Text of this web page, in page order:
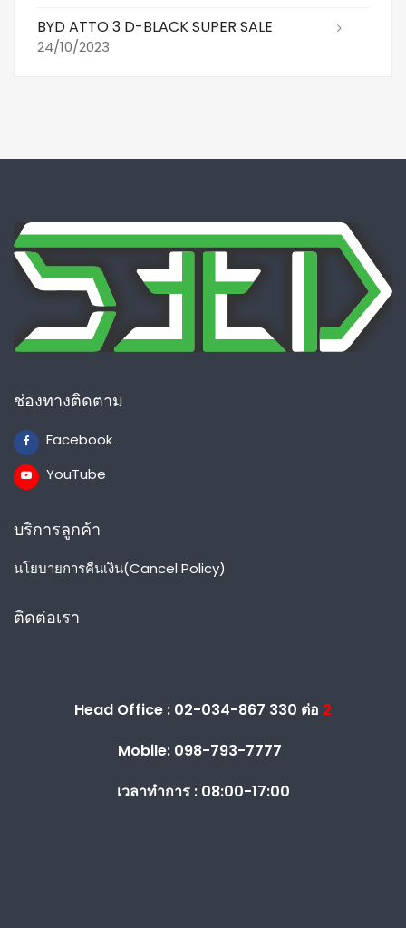
BYD ATTO 3 D-BLACK SUPER SALE
24/10/2023
ช่องทางติดตาม
Facebook
YouTube
บริการลูกค้า
นโยบายการคืนเงิน(Cancel Policy)
ติดต่อเรา
Head Office : 02-034-867 330 ต่อ 2
Mobile: 098-793-7777
เวลาทำการ :08:00-17:00